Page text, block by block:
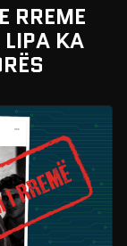
RREME
KA